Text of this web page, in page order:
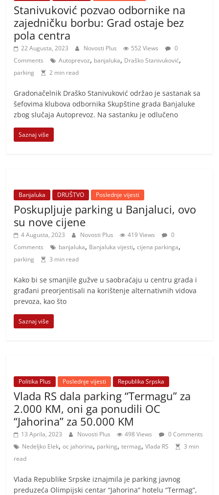
Stanivuković pozvao odbornike na
zajedničku borbu: Grad ostaje bez
pola centra
22 Augusta, 2023 Novosti Plus 552 Views
0
Comments
Autoprevoz, banjaluka, Draško Stanivuković,
parking 2 min read
Gradonačelnik Draško Stanivuković održao je sastanak sa
šefovima klubova odbornika Skupštine grada Banjaluke
zbog slučaja Autoprevoz. Na sastanku je odlučeno
Saznaj više
Banjaluka DRUŠTVO Poslednje vijesti
Poskupljuje parking u Banjaluci, ovo
su nove cijene
4 Augusta, 2023 Novosti Plus 419 Views
0
Comments
banjaluka, Banjaluka vijesti,cijena parkinga,
parking 3 min read
Kako bi se smanjile gužve u saobraćaju u centru grada i
građani preorjentisali na korištenje alternativnih vidova
prevoza, kao što
Saznaj više
Politika Plus Poslednje vijesti Republika Srpska
Vlada RS dala parking “Termagu” za
2.000 KM, oni ga ponudili OC
“Jahorina” za 50.000 KM
13 Aprila, 2023 Novosti Plus 498 Views
0 Comments
Nedeljko Elek,oc jahorina, parking,termag,Vlada RS
3 min
read
Vlada Republike Srpske iznajmila je parking javnog
preduzeća Olimpijski centar “Jahorina” hotelu “Termag”,